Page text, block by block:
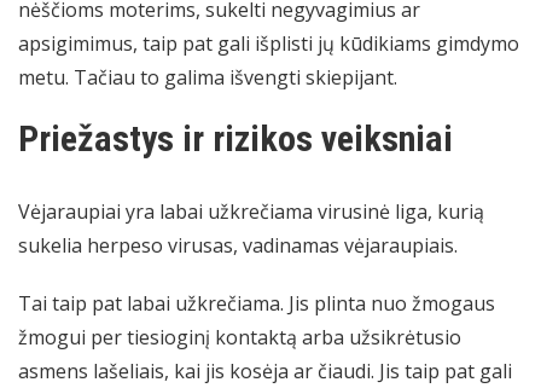
nėščioms moterims, sukelti negyvagimius ar
apsigimimus, taip pat gali išplisti jų kūdikiams gimdymo
metu. Tačiau to galima išvengti skiepijant.
Priežastys ir rizikos veiksniai
Vėjaraupiai yra labai užkrečiama virusinė liga, kurią
sukelia herpeso virusas, vadinamas vėjaraupiais.
Tai taip pat labai užkrečiama. Jis plinta nuo žmogaus
žmogui per tiesioginį kontaktą arba užsikrėtusio
asmens lašeliais, kai jis kosėja ar čiaudi. Jis taip pat gali